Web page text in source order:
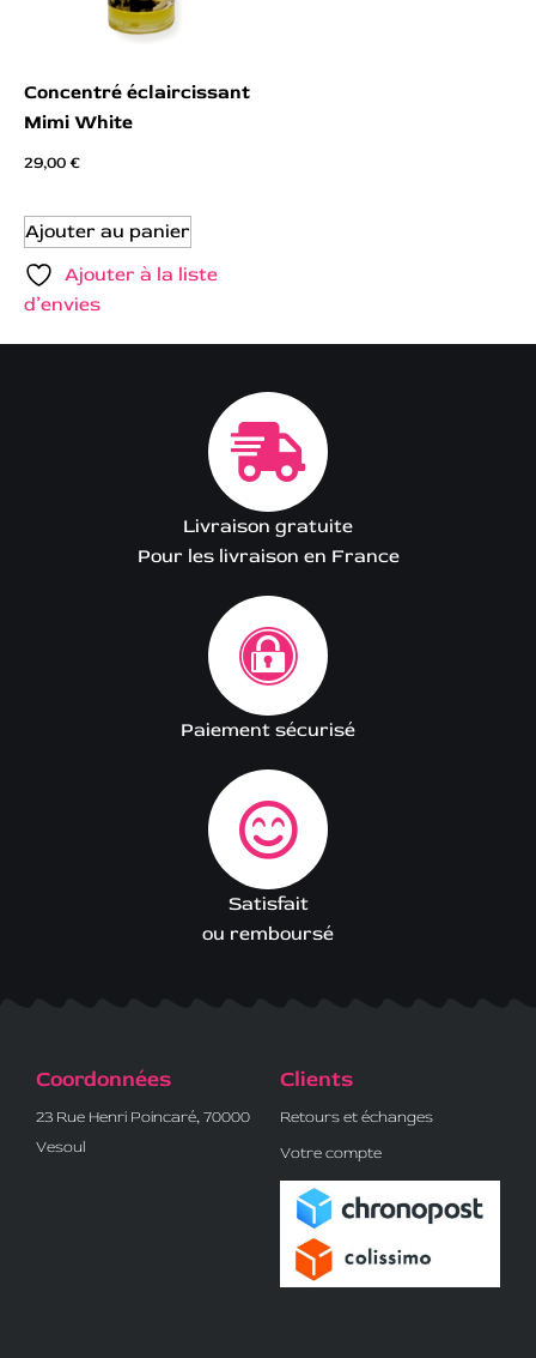
Concentré éclaircissant
Mimi White
29,00€
Ajouter au panier
Ajouter à la liste
d’envies
Livraison gratuite
Pour les livraison en France
Paiement sécurisé
Satisfait
ou remboursé
Coordonnées
23 Rue Henri Poincaré, 70000
Vesoul
Clients
Retours et échanges
Votre compte